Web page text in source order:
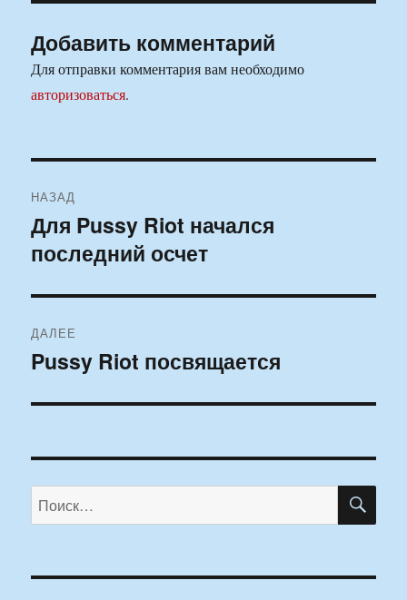
Добавить комментарий
Для отправки комментария вам необходимо
авторизоваться.
по
записям
НАЗАД
Предыдущая
запись:
Для Pussy Riot начался
последний осчет
ДАЛЕЕ
Следующая
Pussy Riot посвящается
Искать: